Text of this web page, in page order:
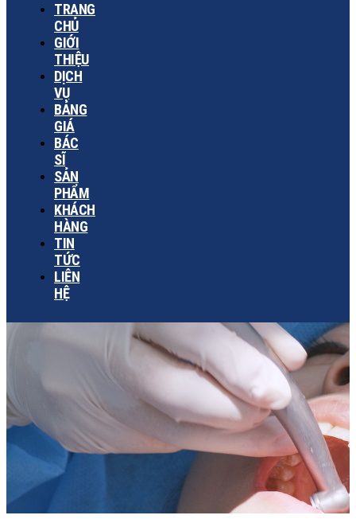
TRANG
CHỦ
GIỚI
THIỆU
DỊCH
VỤ
BẢNG
GIÁ
BÁC
SĨ
SẢN
PHẨM
KHÁCH
HÀNG
TIN
TỨC
LIÊN
HỆ